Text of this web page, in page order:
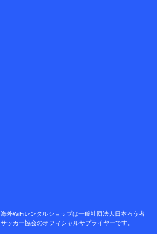
海外WiFiレンタルショップは一般社団法人日本ろう者
サッカー協会のオフィシャルサプライヤーです。